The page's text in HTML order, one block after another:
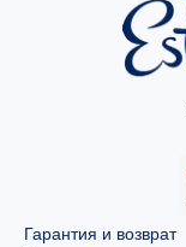
Гарантия и возврат